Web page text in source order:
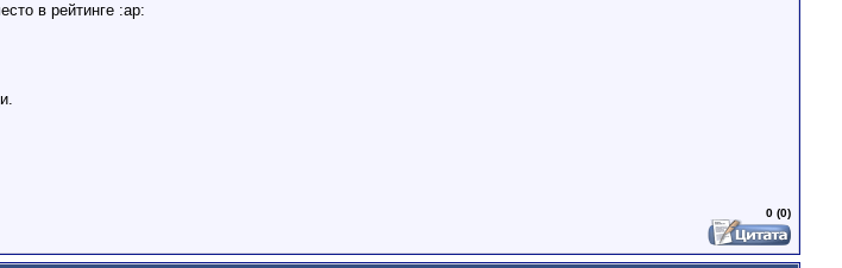
в рейтинге :ap:
0 (0)